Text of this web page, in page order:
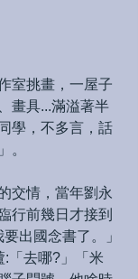
室挑畫，一屋子
畫具...滿溢著半
學，不多言，話
。
交情，當年劉永
行前幾日才接到
出國念書了。」
:「去哪?」「米